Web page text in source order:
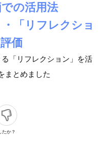
の活用法
・「リフレクショ
価
「リフレクション」を活
まとめました
たか？